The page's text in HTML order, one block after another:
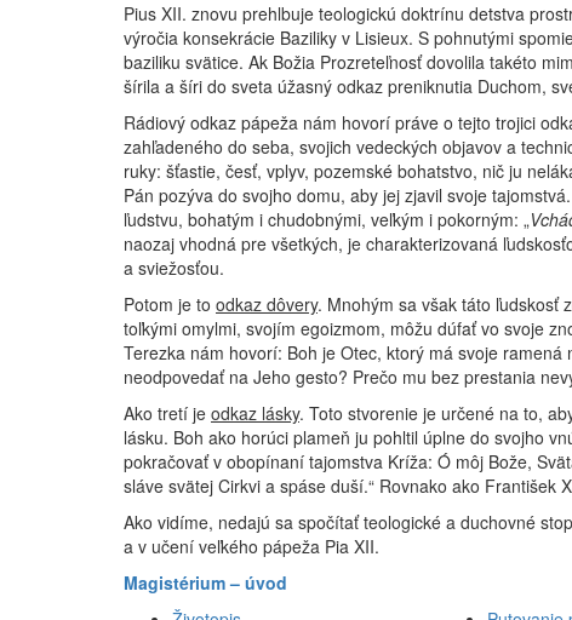
Pius XII. znovu prehlbuje teologickú doktrínu detstva
výročia konsekrácie Baziliky v Lisieux. S pohnutými
baziliku svätice. Ak Božia Prozreteľnosť dovolila takéto
šírila a šíri do sveta úžasný odkaz preniknutia Duchom,
Rádiový odkaz pápeža nám hovorí práve o tejto trojici
zahľadeného do seba, svojich vedeckých objavov a
ruky: šťastie, česť, vplyv, pozemské bohatstvo, nič ju
Pán pozýva do svojho domu, aby jej zjavil svoje
ľudstvu, bohatým i chudobnými, veľkým i pokorným: „
naozaj vhodná pre všetkých, je charakterizovaná
a sviežosťou.
Potom je to odkaz dôvery. Mnohým sa však táto ľudskosť
toľkými omylmi, svojím egoizmom, môžu dúfať vo svoje
Terezka nám hovorí: Boh je Otec, ktorý má svoje
neodpovedať na Jeho gesto? Prečo mu bez prestania
Ako tretí je odkaz lásky. Toto stvorenie je určené na to,
lásku. Boh ako horúci plameň ju pohltil úplne do svojho
pokračovať v obopínaní tajomstva Kríža: Ó môj Bože,
sláve svätej Cirkvi a spáse duší.“ Rovnako ako František
Ako vidíme, nedajú sa spočítať teologické a duchovné
a v učení veľkého pápeža Pia XII.
Magistérium – úvod